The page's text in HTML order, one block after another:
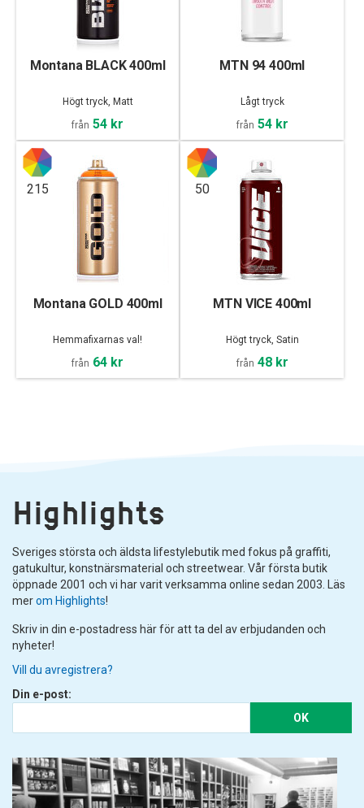
Montana BLACK 400ml
Högt tryck, Matt
från 54 kr
MTN 94 400ml
Lågt tryck
från 54 kr
215
Montana GOLD 400ml
Hemmafixarnas val!
från 64 kr
50
MTN VICE 400ml
Högt tryck, Satin
från 48 kr
Highlights
Sveriges största och äldsta lifestylebutik med fokus på graffiti,
gatukultur, konstnärsmaterial och streetwear. Vår första butik
öppnade 2001 och vi har varit verksamma online sedan 2003. Läs
merom Highlights!
Skriv in din e-postadress här för att ta del av erbjudanden och
nyheter!
Vill du avregistrera?
Din e-post:
OK